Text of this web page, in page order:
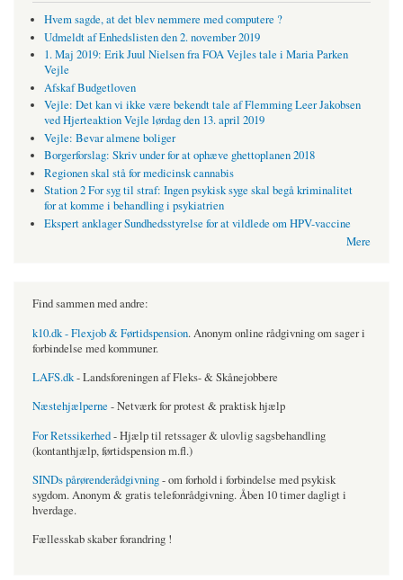
Hvem sagde, at det blev nemmere med computere ?
Udmeldt af Enhedslisten den 2. november 2019
1. Maj 2019: Erik Juul Nielsen fra FOA Vejles tale i Maria Parken
Vejle
Afskaf Budgetloven
Vejle: Det kan vi ikke være bekendt tale af Flemming Leer Jakobsen
ved Hjerteaktion Vejle lørdag den 13. april 2019
Vejle: Bevar almene boliger
Borgerforslag: Skriv under for at ophæve ghettoplanen 2018
Regionen skal stå for medicinsk cannabis
Station 2 For syg til straf: Ingen psykisk syge skal begå kriminalitet
for at komme i behandling i psykiatrien
Ekspert anklager Sundhedsstyrelse for at vildlede om HPV-vaccine
Mere
Find sammen med andre:
k10.dk - Flexjob & Førtidspension. Anonym online rådgivning om sager i
forbindelse med kommuner.
LAFS.dk- Landsforeningen af Fleks- & Skånejobbere
Næstehjælperne - Netværk for protest & praktisk hjælp
For Retssikerhed- Hjælp til retssager & ulovlig sagsbehandling
(kontanthjælp, førtidspension m.fl.)
SINDs pårørenderådgivning- om forhold i forbindelse med psykisk
sygdom. Anonym & gratis telefonrådgivning. Åben 10 timer dagligt i
hverdage.
Fællesskab skaber forandring !